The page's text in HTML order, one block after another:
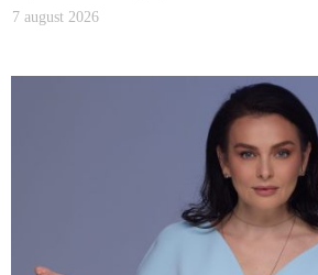
7 august 2026